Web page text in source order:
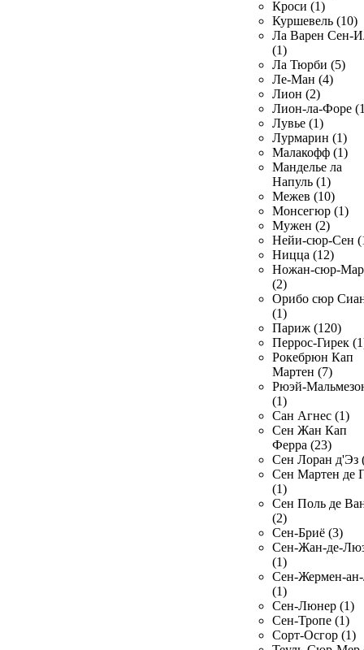
Кроси (1)
Куршевель (10)
Ла Варен Сен-
(1)
Ла Тюрби (5)
Ле-Ман (4)
Лион (2)
Лион-ла-Форе
Лувье (1)
Лурмарин (1)
Малакофф (1)
Манделье ла
Напуль (1)
Межев (10)
Монсегюр (1)
Мужен (2)
Нейи-сюр-Сен
Ницца (12)
Ножан-сюр-
(2)
Орибо сюр
(1)
Париж (120)
Перрос-Гирек
Рокебрюн Кап
Мартен (7)
Рюэй-
(1)
Сан Агнес (1)
Сен Жан Кап
Ферра (23)
Сен Лоран д'Эз
Сен Мартен де
(1)
Сен Поль де
(2)
Сен-Бриё (3)
Сен-Жан-де-
(1)
Сен-Жермен-
(1)
Сен-Люнер (1)
Сен-Тропе (1)
Сорт-Осгор (1)